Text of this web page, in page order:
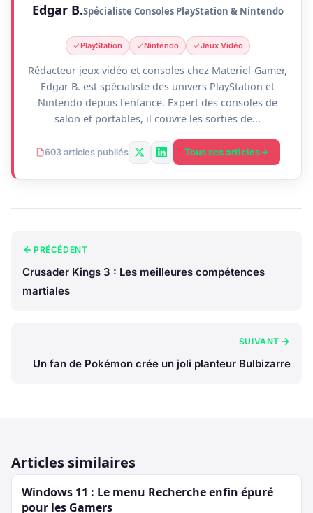
Edgar B.Spécialiste Consoles PlayStation & Nintendo
PlayStation Nintendo Jeux Vidéo
Rédacteur jeux vidéo et consoles chez Materiel-Gamer,
Edgar B. est spécialiste des univers PlayStation et
Nintendo depuis l'enfance. Expert des consoles de
salon et portables, il couvre les sorties de...
603 articles publiés Tous ses articles
PRÉCÉDENT
Crusader Kings 3 : Les meilleures compétences
martiales
SUIVANT
Un fan de Pokémon crée un joli planteur Bulbizarre
Articles similaires
Windows 11 : Le menu Recherche enfin épuré
pour les Gamers